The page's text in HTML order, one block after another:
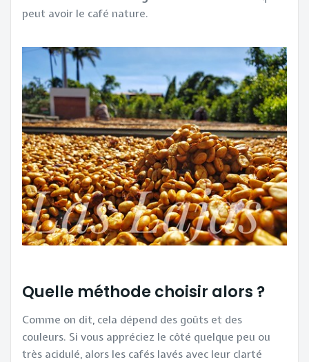
peut avoir le café nature.
Quelle méthode choisir alors ?
Comme on dit, cela dépend des goûts et des
couleurs. Si vous appréciez le côté quelque peu ou
très acidulé, alors les cafés lavés avec leur clarté